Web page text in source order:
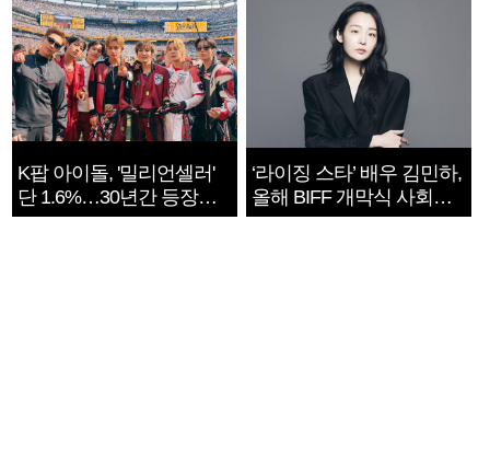
K팝 아이돌, '밀리언셀러'
단 1.6%…30년간 등장
1182개팀 전수조사
‘라이징 스타’ 배우 김민하,
올해 BIFF 개막식 사회자
확정